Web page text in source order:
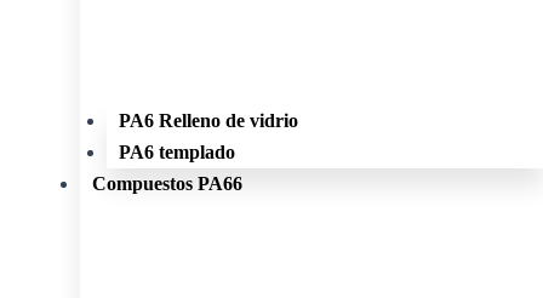
PA6 Relleno de vidrio
PA6 templado
Compuestos PA66